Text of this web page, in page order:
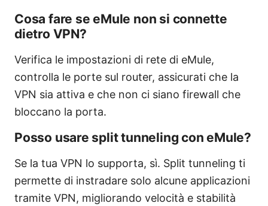
Cosa fare se eMule non si connette
dietro VPN?
Verifica le impostazioni di rete di eMule,
controlla le porte sul router, assicurati che la
VPN sia attiva e che non ci siano firewall che
bloccano la porta.
Posso usare split tunneling con eMule?
Se la tua VPN lo supporta, sì. Split tunneling ti
permette di instradare solo alcune applicazioni
tramite VPN, migliorando velocità e stabilità